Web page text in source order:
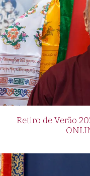
Retiro de Verão